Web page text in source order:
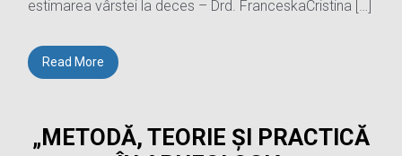
estimarea vârstei la deces – Drd. FranceskaCristina […]
Read More
„METODĂ, TEORIE ȘI PRACTICĂ